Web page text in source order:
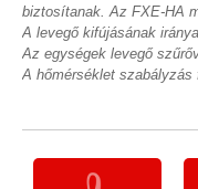
biztosítanak. Az FXE-HA
A levegő kifújásának
Az egységek levegő
A hőmérséklet szabályzás